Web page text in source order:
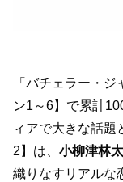
「バチェラー・
ン1～6】で累計
ィアで大きな話題
2】は、 小柳津林
織りなすリアルな